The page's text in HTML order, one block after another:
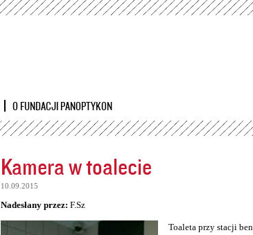
Przejdź
O FUNDACJI PANOPTYKON
Kamera w toalecie
10.09.2015
Nadesłany przez: F.Sz
Toaleta przy stacji